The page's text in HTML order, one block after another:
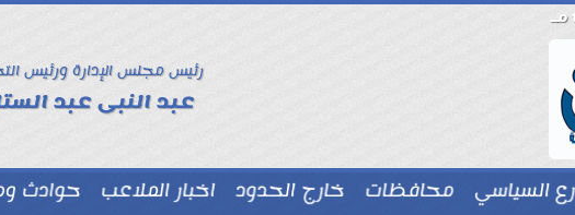
رئيس مجلس الإدارة ورئيس
عبد النبى عبد
السياسي محافظات خارج الحدود اخبار الملاعب حوادث